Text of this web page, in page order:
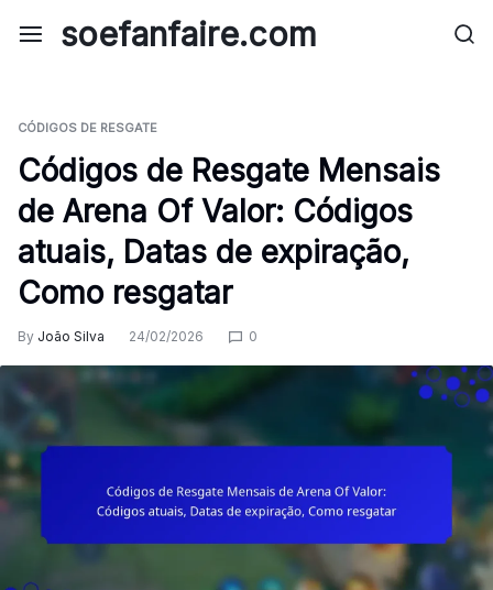
soefanfaire.com
CÓDIGOS DE RESGATE
Códigos de Resgate Mensais
de Arena Of Valor: Códigos
atuais, Datas de expiração,
Como resgatar
By João Silva 24/02/2026 0